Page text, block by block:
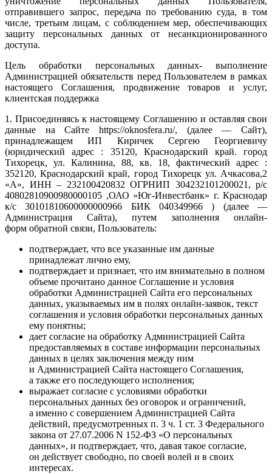
отправившего запрос, передача по требованию суда, в том
числе, третьим лицам, с соблюдением мер, обеспечивающих
защиту персональных данных от несанкционированного
доступа.
Цель обработки персональных данных- выполнение
Администрацией обязательств перед Пользователем в рамках
настоящего Соглашения, продвижение товаров и услуг,
клиентская поддержка
1. Присоединяясь к настоящему Соглашению и оставляя свои
данные на Сайте https://oknosfera.ru/, (далее — Сайт),
принадлежащем ИП Киричек Сергею Георгиевичу
(юридический адрес : 35120, Краснодарский край. город
Тихорецк, ул. Калинина, 88, кв. 18, фактический адрес :
352120, Краснодарский край, город Тихорецк ул. Ачкасова,2
«А», ИНН – 232100420832 ОГРНИП 304232101200021, р/с
40802810900980000105 ,ОАО «Юг-Инвестбанк» г. Краснодар
к/с 30101810600000000966 БИК 040349966 ) (далее —
Администрация Сайта), путем заполнения онлайн-
форм обратной связи, Пользователь:
подтверждает, что все указанные им данные
принадлежат лично ему,
подтверждает и признает, что им внимательно в полном
объеме прочитано данное Соглашение и условия
обработки Администрацией Сайта его персональных
данных, указываемых им в полях онлайн-заявок, текст
соглашения и условия обработки персональных данных
ему понятны;
дает согласие на обработку Администрацией Сайта
предоставляемых в составе информации персональных
данных в целях заключения между ним
и Администрацией Сайта настоящего Соглашения,
а также его последующего исполнения;
выражает согласие с условиями обработки
персональных данных без оговорок и ограничений,
а именно с совершением Администрацией Сайта
действий, предусмотренных п. 3 ч. 1 ст. 3 Федерального
закона от 27.07.2006 N 152-ФЗ «О персональных
данных», и подтверждает, что, давая такое согласие,
он действует свободно, по своей волей и в своих
интересах.